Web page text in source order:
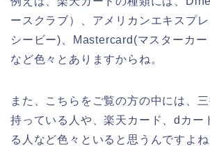
ースクラブ）、アメリカンエキスプ
シービー)、Mastercard(マスターカ
など色々とありますからね。
また、こちらをご覧の方の中には、
持っている人や、楽天カード、dカー
る人など色々といると思うんですよね